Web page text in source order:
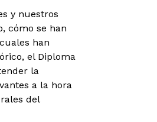
y nuestros
cómo se han
han
el Diploma
la
a la hora
del